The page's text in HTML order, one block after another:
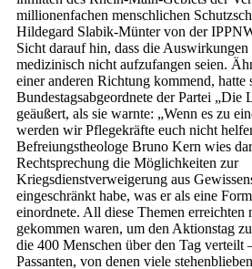
millionenfachen menschlichen
Hildegard Slabik-Münter von der
Sicht darauf hin, dass die
medizinisch nicht aufzufangen seien.
einer anderen Richtung kommend, hatte
Bundestagsabgeordnete der Partei „Die
geäußert, als sie warnte: „Wenn es zu
werden wir Pflegekräfte euch nicht
Befreiungstheologe Bruno Kern wies
Rechtsprechung die Möglichkeiten zur
Kriegsdienstverweigerung aus
eingeschränkt habe, was er als eine
einordnete. All diese Themen erreichten
gekommen waren, um den Aktionstag
die 400 Menschen über den Tag verteilt
Passanten, von denen viele